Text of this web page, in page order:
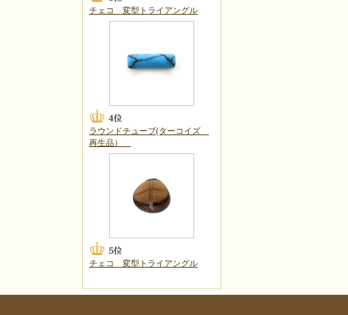
チェコ 変型トライアングル
ラウンドチューブ(ターコイズ
再生品）
チェコ 変型トライアングル